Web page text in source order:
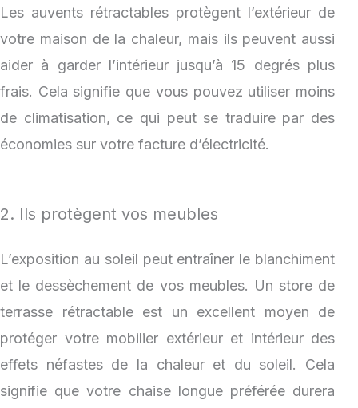
Les auvents rétractables protègent l’extérieur de
votre maison de la chaleur, mais ils peuvent aussi
aider à garder l’intérieur jusqu’à 15 degrés plus
frais. Cela signifie que vous pouvez utiliser moins
de climatisation, ce qui peut se traduire par des
économies sur votre facture d’électricité.
2. Ils protègent vos meubles
L’exposition au soleil peut entraîner le blanchiment
et le dessèchement de vos meubles. Un store de
terrasse rétractable est un excellent moyen de
protéger votre mobilier extérieur et intérieur des
effets néfastes de la chaleur et du soleil. Cela
signifie que votre chaise longue préférée durera